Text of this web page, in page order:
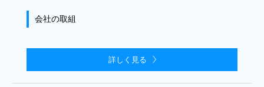
会社の取組
詳しく見る